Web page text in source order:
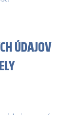
ÚDAJOV